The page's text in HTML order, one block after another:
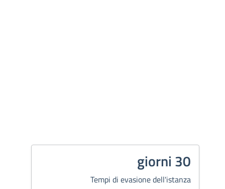
30 giorni
Tempi di evasione dell'istanza